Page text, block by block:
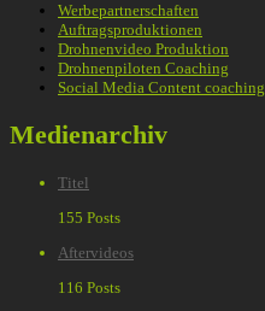
Werbepartnerschaften
Auftragsproduktionen
Drohnenvideo Produktion
Drohnenpiloten Coaching
Social Media Content coaching
Medienarchiv
Titel
155 Posts
Aftervideos
116 Posts